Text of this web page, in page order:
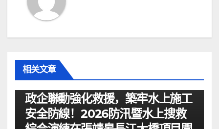
相关文章
政企聯動強化救援，築牢水上施工
安全防線！2026防汛暨水上搜救